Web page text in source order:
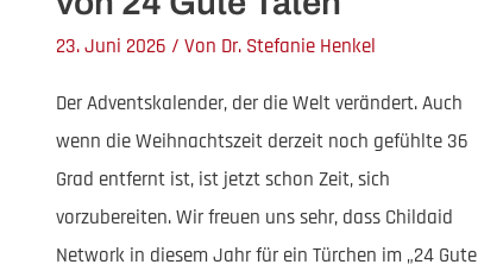
23. Juni 2026 / Von Dr. Stefanie Henkel
Der Adventskalender, der die Welt verändert. Auch
wenn die Weihnachtszeit derzeit noch gefühlte 36
Grad entfernt ist, ist jetzt schon Zeit, sich
vorzubereiten. Wir freuen uns sehr, dass Childaid
Network in diesem Jahr für ein Türchen im „24 Gute